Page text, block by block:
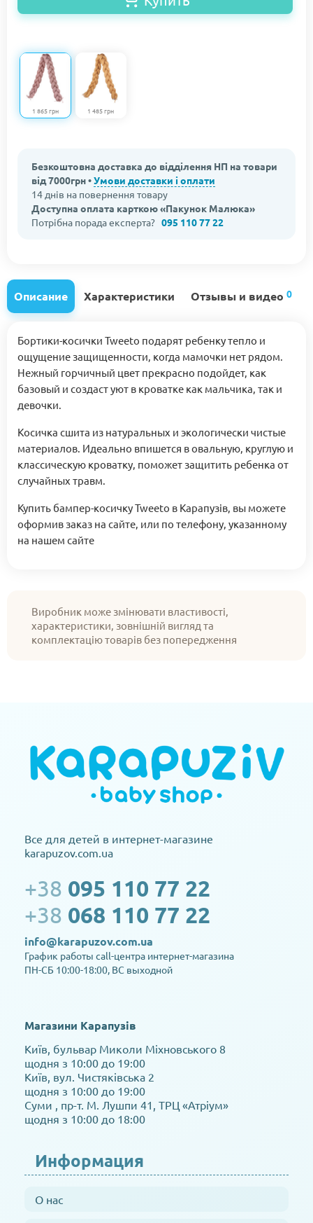
1 865 грн 1 485 грн
Безкоштовна доставка до відділення НП на товари
від 7000грн •Умови доставки і оплати
14 днів на повернення товару
Доступна оплата карткою «Пакунок Малюка»
Потрібна порада експерта? 095 110 77 22
Описание Характеристики Отзывы и видео 0
Бортики-косички Tweeto подарят ребенку тепло и
ощущение защищенности, когда мамочки нет рядом.
Нежный горчичный цвет прекрасно подойдет, как
базовый и создаст уют в кроватке как мальчика, так и
девочки.
Косичка сшита из натуральных и экологически чистые
материалов. Идеально впишется в овальную, круглую и
классическую кроватку, поможет защитить ребенка от
случайных травм.
Купить бампер-косичку Tweeto в Карапузів, вы можете
оформив заказ на сайте, или по телефону, указанному
на нашем сайте
Виробник може змінювати властивості,
характеристики, зовнішній вигляд та
комплектацію товарів без попередження
Все для детей в интернет-магазине
karapuzov.com.ua
+38 095 110 77 22
+38 068 110 77 22
info@karapuzov.com.ua
График работы call-центра интернет-магазина
ПН-СБ 10:00-18:00, ВС выходной
Магазини Карапузів
Київ, бульвар Миколи Міхновського 8
щодня з 10:00 до 19:00
Київ, вул. Чистяківська 2
щодня з 10:00 до 19:00
Суми , пр-т. М. Лушпи 41, ТРЦ «Атріум»
щодня з 10:00 до 18:00
Информация
О нас